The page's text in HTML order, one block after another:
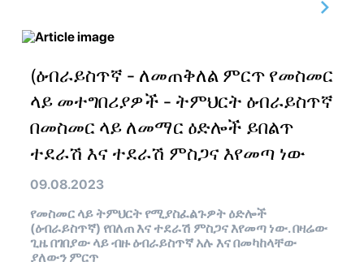
(ዕብራይስጥኛ - ለመጠቅለል ምርጥ የመስመር
ላይ መተግበሪያዎች - ትምህርት ዕብራይስጥኛ
በመስመር ላይ ለመማር ዕድሎች ይበልጥ
ተደራሽ እና ተደራሽ ምስጋና እየመጣ ነው
09.08.2023
የመስመር ላይ ትምህርት የሚያስፈልጉዎት ዕድሎች
(ዕብራይስጥኛ) የበለጠ እና ተደራሽ ምስጋና እየመጣ ነው. በዛሬው
ጊዜ በገበያው ላይ ብዙ ዕብራይስጥኛ አሉ እና በመካከላቸው
ያለውን ምርጥ